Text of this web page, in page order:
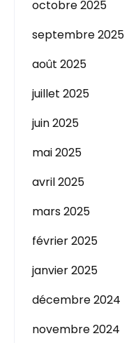
octobre 2025
septembre 2025
août 2025
juillet 2025
juin 2025
mai 2025
avril 2025
mars 2025
février 2025
janvier 2025
décembre 2024
novembre 2024